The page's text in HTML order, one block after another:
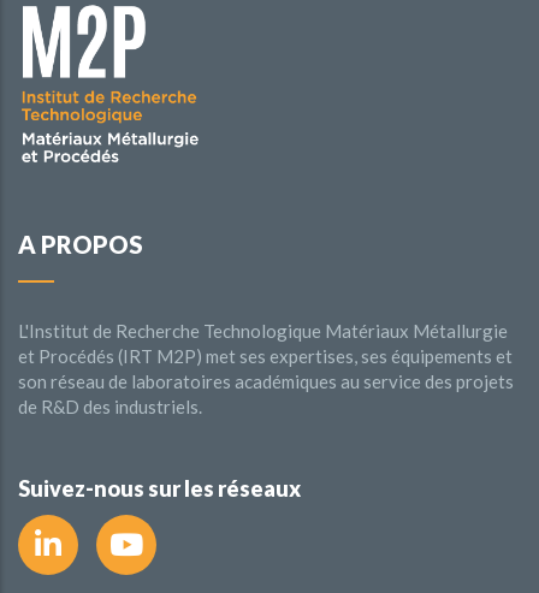
A PROPOS
L'Institut de Recherche Technologique Matériaux Métallurgie
et Procédés (IRT M2P) met ses expertises, ses équipements et
son réseau de laboratoires académiques au service des projets
de R&D des industriels.
Suivez-nous sur les réseaux